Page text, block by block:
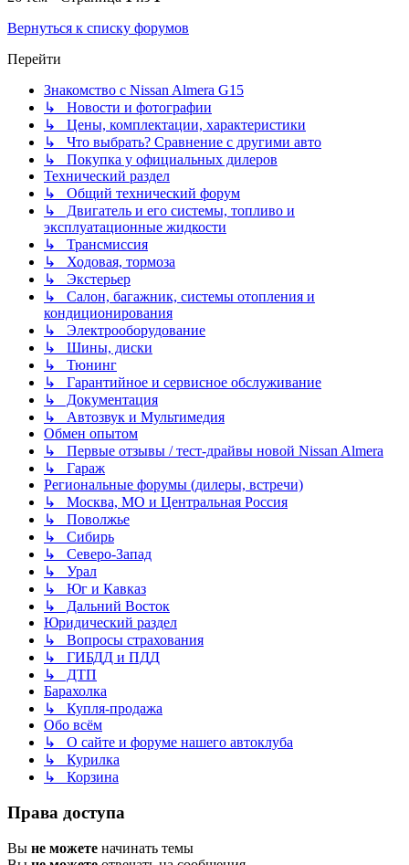
Вернуться к списку форумов
Перейти
Знакомство с Nissan Almera G15
↳ Новости и фотографии
↳ Цены, комплектации, характеристики
↳ Что выбрать? Сравнение с другими авто
↳ Покупка у официальных дилеров
Технический раздел
↳ Общий технический форум
↳ Двигатель и его системы, топливо и
эксплуатационные жидкости
↳ Трансмиссия
↳ Ходовая, тормоза
↳ Экстерьер
↳ Салон, багажник, системы отопления и
кондиционирования
↳ Электрооборудование
↳ Шины, диски
↳ Тюнинг
↳ Гарантийное и сервисное обслуживание
↳ Документация
↳ Автозвук и Мультимедия
Обмен опытом
↳ Первые отзывы / тест-драйвы новой Nissan Almera
↳ Гараж
Региональные форумы (дилеры, встречи)
↳ Москва, МО и Центральная Россия
↳ Поволжье
↳ Сибирь
↳ Северо-Запад
↳ Урал
↳ Юг и Кавказ
↳ Дальний Восток
Юридический раздел
↳ Вопросы страхования
↳ ГИБДД и ПДД
↳ ДТП
Барахолка
↳ Купля-продажа
Обо всём
↳ О сайте и форуме нашего автоклуба
↳ Курилка
↳ Корзина
Права доступа
Вы не можете начинать темы